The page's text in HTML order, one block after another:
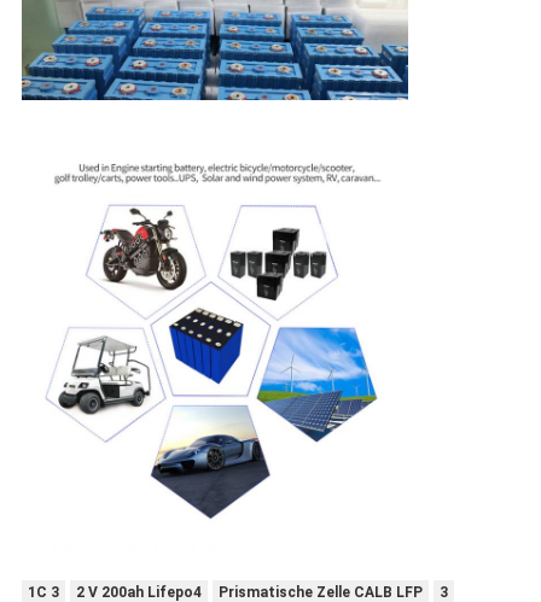
1C 3 2 V 200ah Lifepo4 Prismatische Zelle CALB LFP
3